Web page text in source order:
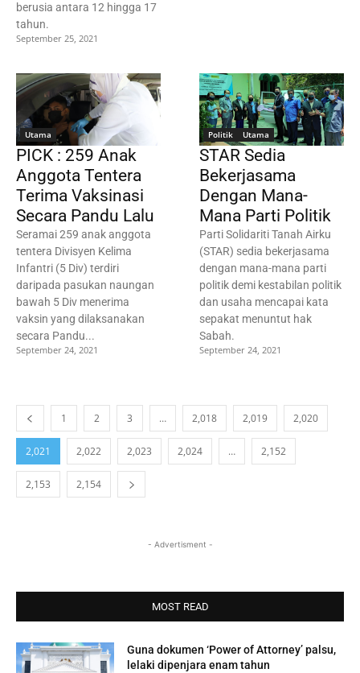
berusia antara 12 hingga 17
tahun.
September 25, 2021
Utama
PICK : 259 Anak
Anggota Tentera
Terima Vaksinasi
Secara Pandu Lalu
Seramai 259 anak anggota
tentera Divisyen Kelima
Infantri (5 Div) terdiri
daripada pasukan naungan
bawah 5 Div menerima
vaksin yang dilaksanakan
secara Pandu...
September 24, 2021
Politik Utama
STAR Sedia
Bekerjasama
Dengan Mana-
Mana Parti Politik
Parti Solidariti Tanah Airku
(STAR) sedia bekerjasama
dengan mana-mana parti
politik demi kestabilan politik
dan usaha mencapai kata
sepakat menuntut hak
Sabah.
September 24, 2021
1 2 3 … 2,018 2,019 2,020
2,021 2,022 2,023 2,024 … 2,152
2,153 2,154
- Advertisment -
MOST READ
Guna dokumen ‘Power of Attorney’ palsu,
lelaki dipenjara enam tahun